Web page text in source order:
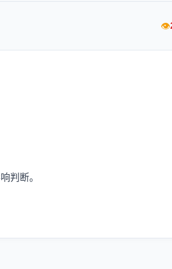
👁
判断。